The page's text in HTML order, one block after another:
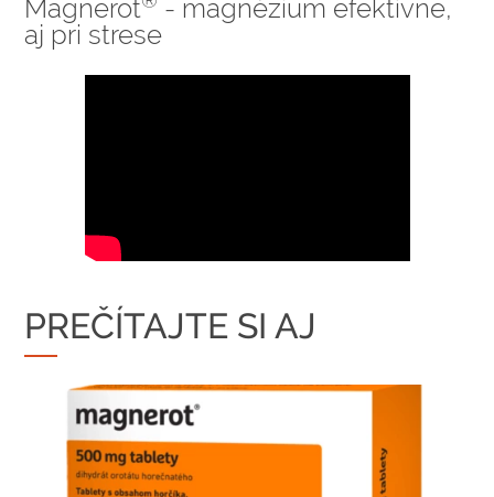
Magnerot
- magnézium efektívne,
aj pri strese
PREČÍTAJTE SI AJ